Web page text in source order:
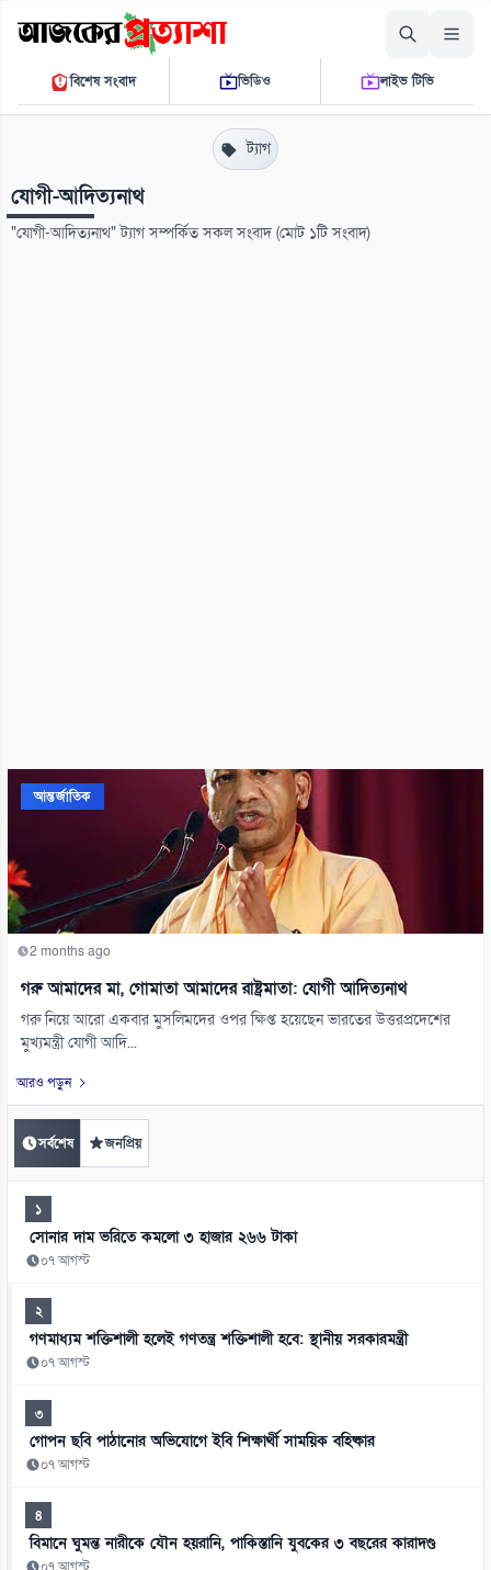
শুক্রবার, ০৭ আগস্ট ২০২৬
১২ ৩০ ৩৫ পি.এম.THE DAILY AJKER PROTTASHA
বিশেষ সংবাদ ভিডিও লাইভ টিভি
ট্যাগ
যোগী-আদিত্যনাথ
"যোগী-আদিত্যনাথ" ট্যাগ সম্পর্কিত সকল সংবাদ (মোট ১টি সংবাদ)
আন্তর্জাতিক
2 months ago
গরু আমাদের মা, গোমাতা আমাদের রাষ্ট্রমাতা: যোগী আদিত্যনাথ
গরু নিয়ে আরো একবার মুসলিমদের ওপর ক্ষিপ্ত হয়েছেন ভারতের উত্তরপ্রদেশের
মুখ্যমন্ত্রী যোগী আদি...
আরও পড়ুন
সর্বশেষ জনপ্রিয়
১
সোনার দাম ভরিতে কমলো ৩ হাজার ২৬৬ টাকা
০৭ আগস্ট
২
গণমাধ্যম শক্তিশালী হলেই গণতন্ত্র শক্তিশালী হবে: স্থানীয় সরকারমন্ত্রী
০৭ আগস্ট
৩
গোপন ছবি পাঠানোর অভিযোগে ইবি শিক্ষার্থী সাময়িক বহিষ্কার
০৭ আগস্ট
৪
বিমানে ঘুমন্ত নারীকে যৌন হয়রানি, পাকিস্তানি যুবকের ৩ বছরের কারাদণ্ড